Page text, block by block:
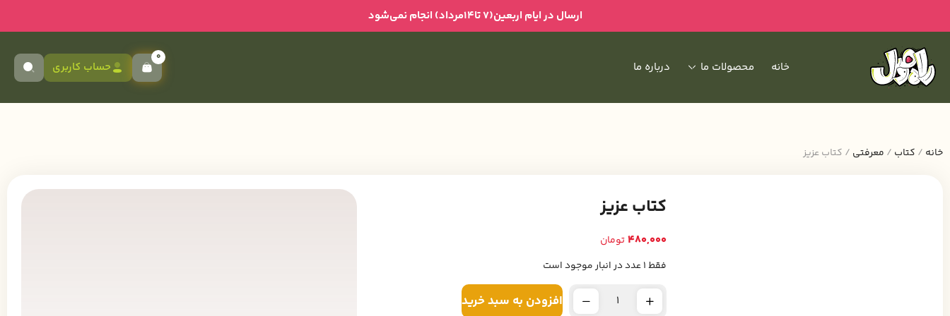
ارسال در ایام اربعین(۷ تا۱۴مرداد) انجام نمی‌شود
خانه محصولات ما درباره ما حساب کاربری
0
خانه / کتاب / معرفتی / کتاب عزیز
کتاب عزیز
480,000تومان
فقط 1 عدد در انبار موجود است
افزودن به سبد خرید